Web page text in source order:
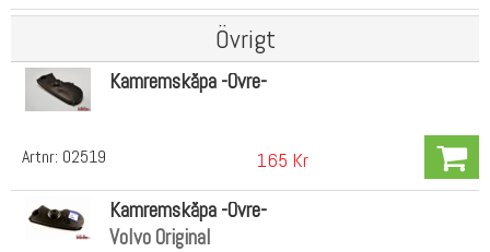
Övrigt
Artnr: 02519
Kamremskåpa -Övre-
165 Kr
Kamremskåpa -Övre-
Volvo Original